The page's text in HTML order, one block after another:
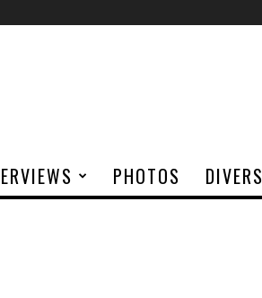
PHOTOS DIVERS